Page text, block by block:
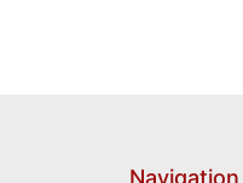
Navigation